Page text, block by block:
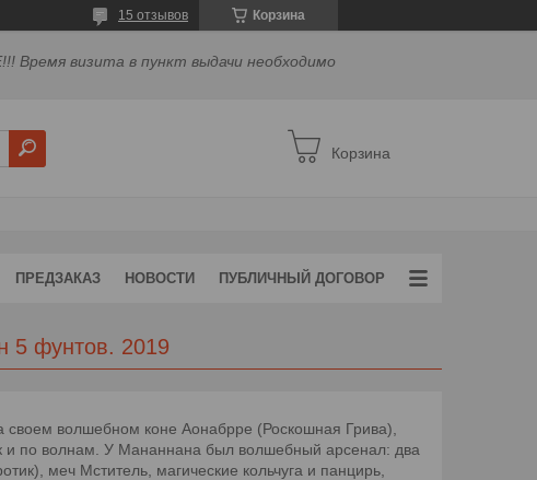
Корзина
15 отзывов
Время визита в пункт выдачи необходимо
Корзина
ПРЕДЗАКАЗ НОВОСТИ ПУБЛИЧНЫЙ ДОГОВОР
5 фунтов. 2019
волшебном коне Аонабрре (Роскошная Грива),
и по волнам. У Мананнана был волшебный арсенал: два
меч Мститель, магические кольчуга и панцирь,